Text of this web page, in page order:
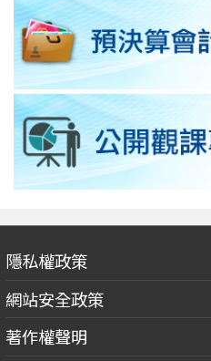
隱私權政策
網站安全政策
著作權聲明